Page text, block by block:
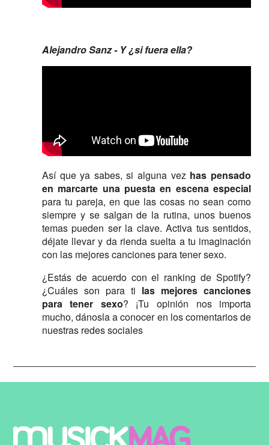
Alejandro Sanz - Y ¿si fuera ella?
Así que ya sabes, si alguna vez has pensado
en marcarte una puesta en escena especial
para tu pareja, en que las cosas no sean como
siempre y se salgan de la rutina, unos buenos
temas pueden ser la clave. Activa tus sentidos,
déjate llevar y da rienda suelta a tu imaginación
con las mejores canciones para tener sexo.
¿Estás de acuerdo con el ranking de Spotify?
¿Cuáles son para ti las mejores canciones
para tener sexo? ¡Tu opinión nos importa
mucho, dánosla a conocer en los comentarios de
nuestras redes sociales